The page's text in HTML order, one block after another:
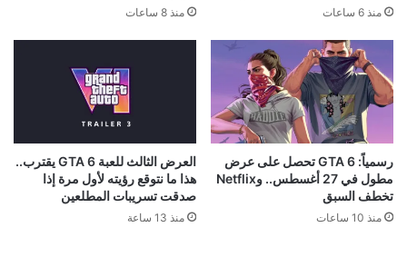
منذ 6 ساعات منذ 8 ساعات
رسمياً: GTA 6 تحصل على عرض
مطول في 27 أغسطس.. وNetflix
تخطف السبق
منذ 10 ساعات
العرض الثالث للعبة GTA 6 يقترب..
هذا ما نتوقع رؤيته لأول مرة إذا
صدقت تسريبات المطلعين
منذ 13 ساعة